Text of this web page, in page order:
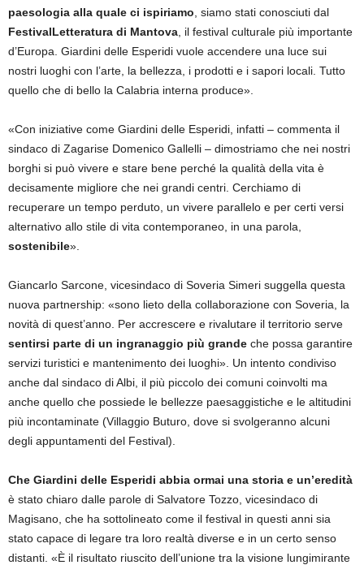
paesologia alla quale ci ispiriamo , siamo stati conosciuti dal
FestivalLetteratura di Mantova , il festival culturale più importante
d’Europa. Giardini delle Esperidi vuole accendere una luce sui
nostri luoghi con l’arte, la bellezza, i prodotti e i sapori locali. Tutto
quello che di bello la Calabria interna produce».
«Con iniziative come Giardini delle Esperidi, infatti – commenta il
sindaco di Zagarise Domenico Gallelli – dimostriamo che nei nostri
borghi si può vivere e stare bene perché la qualità della vita è
decisamente migliore che nei grandi centri. Cerchiamo di
recuperare un tempo perduto, un vivere parallelo e per certi versi
alternativo allo stile di vita contemporaneo, in una parola,
sostenibile».
Giancarlo Sarcone, vicesindaco di Soveria Simeri suggella questa
nuova partnership: «sono lieto della collaborazione con Soveria, la
novità di quest’anno. Per accrescere e rivalutare il territorio serve
sentirsi parte di un ingranaggio più grande che possa garantire
servizi turistici e mantenimento dei luoghi». Un intento condiviso
anche dal sindaco di Albi, il più piccolo dei comuni coinvolti ma
anche quello che possiede le bellezze paesaggistiche e le altitudini
più incontaminate (Villaggio Buturo, dove si svolgeranno alcuni
degli appuntamenti del Festival).
Che Giardini delle Esperidi abbia ormai una storia e un’eredità
è stato chiaro dalle parole di Salvatore Tozzo, vicesindaco di
Magisano, che ha sottolineato come il festival in questi anni sia
stato capace di legare tra loro realtà diverse e in un certo senso
distanti. «È il risultato riuscito dell’unione tra la visione lungimirante